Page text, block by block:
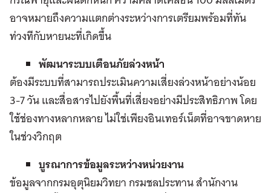
อาจหมายถึงความแตกต่างระหว่างการเตรียมพร้อมที่ทัน
ท่วงทีกับหายนะที่เกิดขึ้น
พัฒนาระบบเตือนภัยล่วงหน้า
ต้องมีระบบที่สามารถประเมินความเสี่ยงล่วงหน้าอย่างน้อย
3-7 วัน และสื่อสารไปยังพื้นที่เสี่ยงอย่างมีประสิทธิภาพ โดย
ใช้ช่องทางหลากหลาย ไม่ใช่เพียงอินเทอร์เน็ตที่อาจขาดหาย
ในช่วงวิกฤต
บูรณาการข้อมูลระหว่างหน่วยงาน
ข้อมูลจากกรมอุตุนิยมวิทยา กรมชลประทาน สำนักงาน